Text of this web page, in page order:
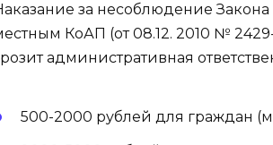
за несоблюдение
КоАП (от 08.12. 2010 №
административная
500-2000 рублей для граждан